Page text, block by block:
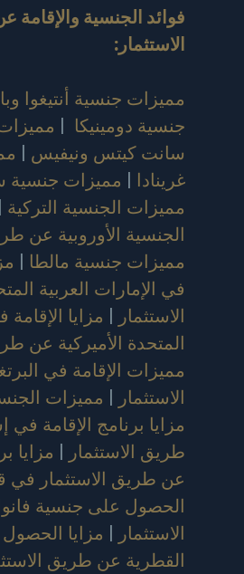
فوائد الجنسية
الاستثمار:
مميزات جنسية أنتيغوا
جنسية دومينيكا |
سانت كيتس ونيفيس |
غرينادا | مميزات جنسية
مميزات الجنسية التركية |
الجنسية الأوروبية عن
مميزات جنسية مالطا |
في الإمارات العربية
الاستثمار | مزايا الإقامة
المتحدة الأميركية عن
مميزات الإقامة في
الاستثمار | مميزات
مزايا برنامج الإقامة في
طريق الاستثمار | مزايا
عن طريق الاستثمار
الحصول على جنسية
الاستثمار | مزايا
القطرية عن طريق